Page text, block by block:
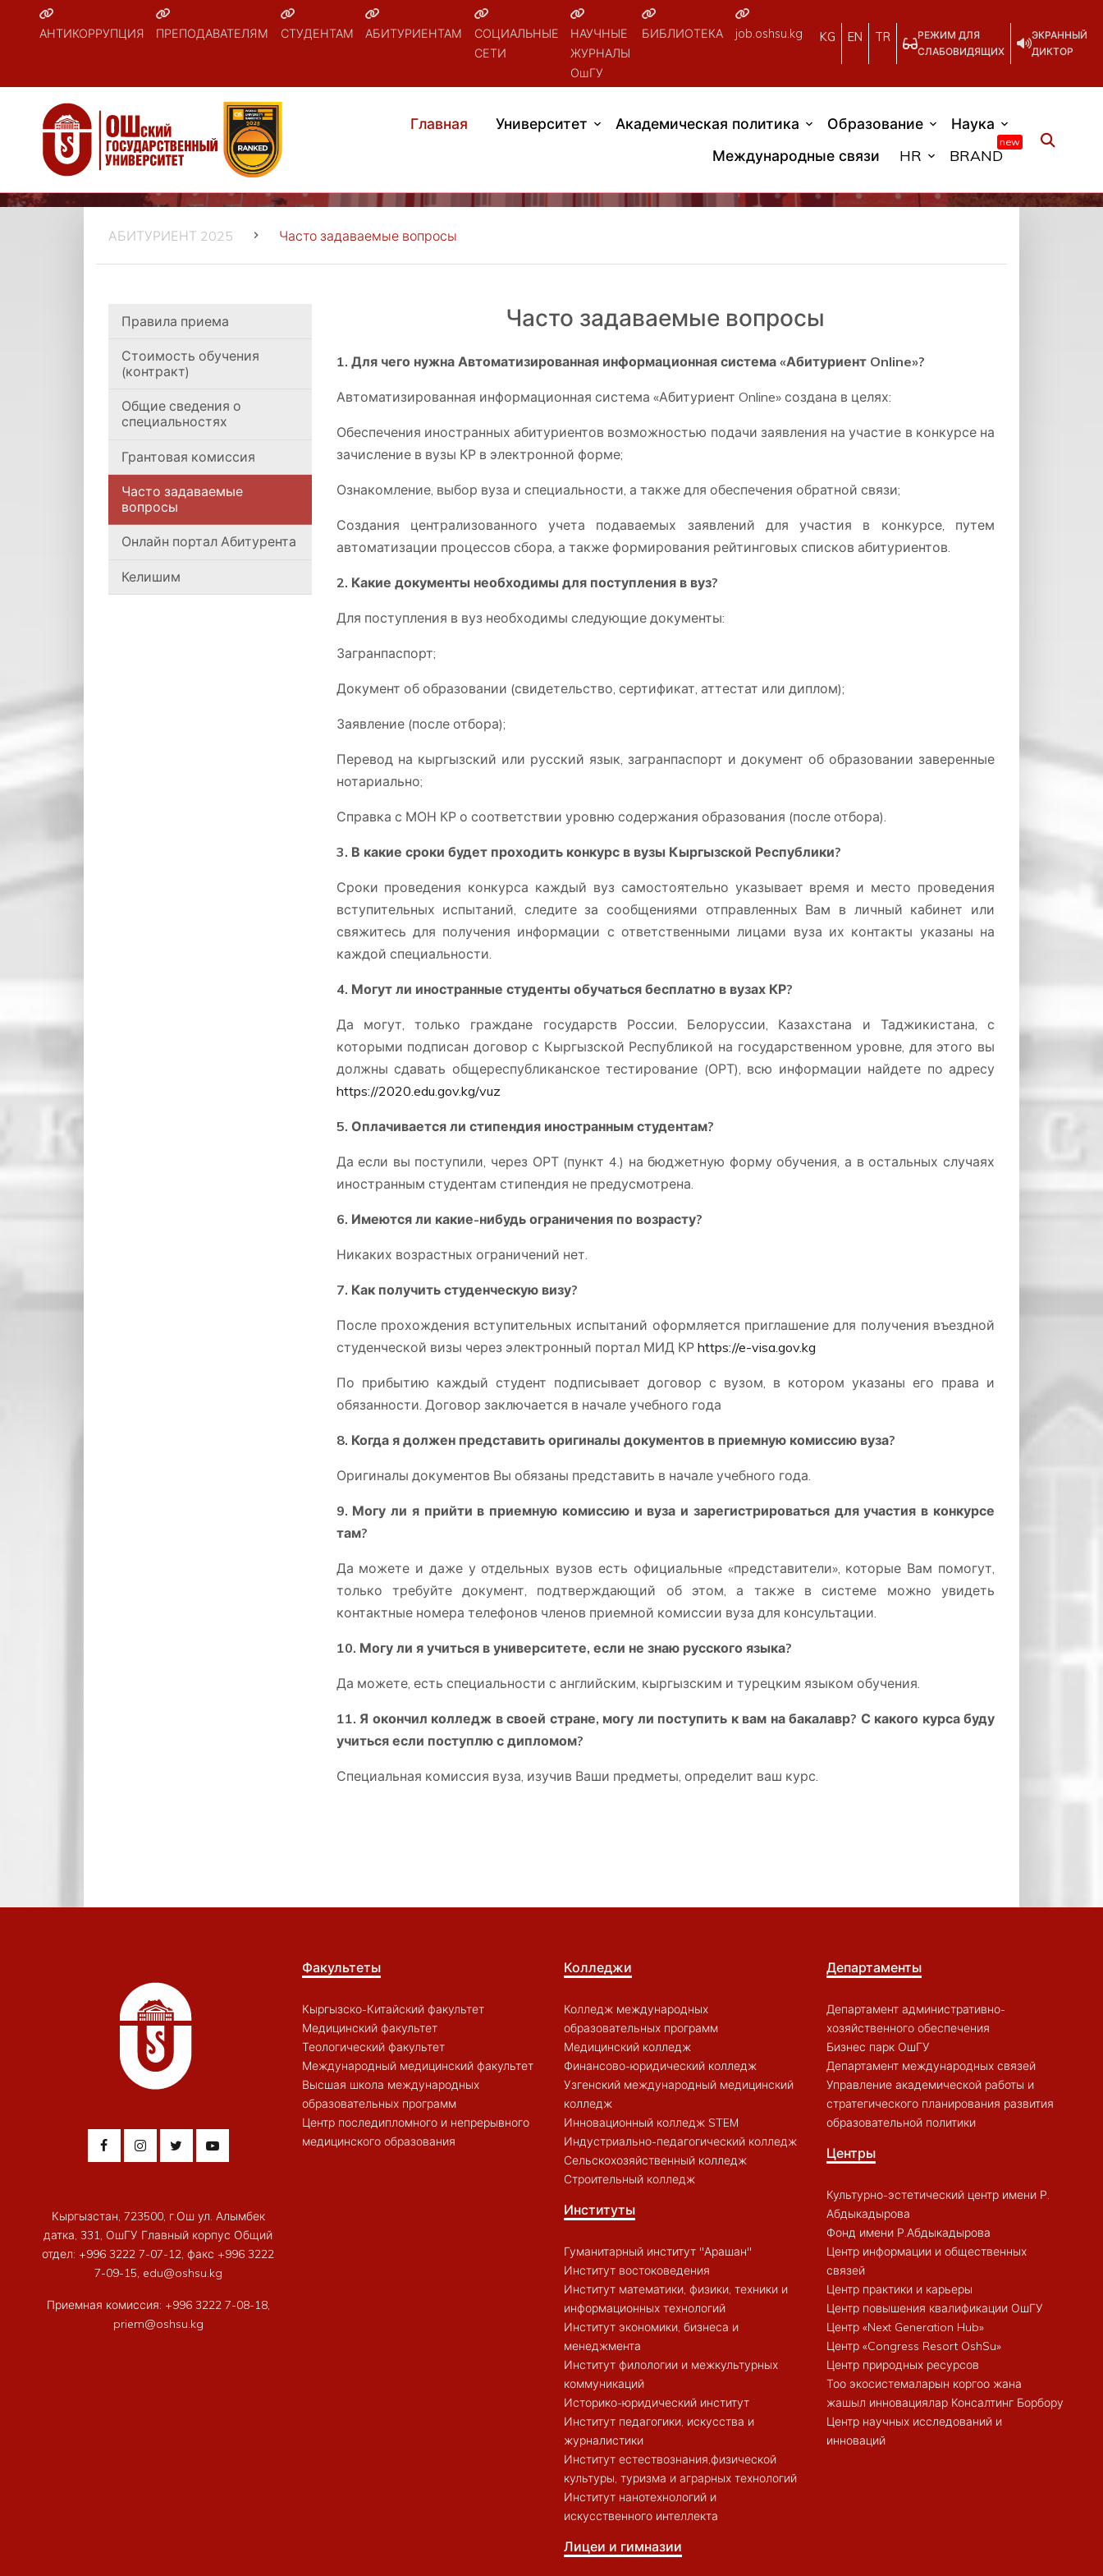
АНТИКОРРУПЦИЯ ПРЕПОДАВАТЕЛЯМ СТУДЕНТАМ АБИТУРИЕНТАМ
СОЦИАЛЬНЫЕ
СЕТИ
НАУЧНЫЕ
ЖУРНАЛЫ
ОшГУ
БИБЛИОТЕКА job.oshsu.kg KG EN TR
РЕЖИМ ДЛЯ
СЛАБОВИДЯЩИХ
ЭКРАННЫЙ
ДИКТОР
Главная Университет Академическая политика Образование
Наука
Международные связи
HR BRAND
new
АБИТУРИЕНТ 2025 Часто задаваемые вопросы
Правила приема
Стоимость обучения
(контракт)
Общие сведения о
специальностях
Грантовая комиссия
Часто задаваемые
вопросы
Онлайн портал Абитурента
Келишим
Часто задаваемые вопросы
1. Для чего нужна Автоматизированная информационная система «Абитуриент Online»?
Автоматизированная информационная система «Абитуриент Online» создана в целях:
Обеспечения иностранных абитуриентов возможностью подачи заявления на участие в конкурсе на
зачисление в вузы КР в электронной форме;
Ознакомление, выбор вуза и специальности, а также для обеспечения обратной связи;
Создания централизованного учета подаваемых заявлений для участия в конкурсе, путем
автоматизации процессов сбора, а также формирования рейтинговых списков абитуриентов.
2. Какие документы необходимы для поступления в вуз?
Для поступления в вуз необходимы следующие документы:
Загранпаспорт;
Документ об образовании (свидетельство, сертификат, аттестат или диплом);
Заявление (после отбора);
Перевод на кыргызский или русский язык, загранпаспорт и документ об образовании заверенные
нотариально;
Справка с МОН КР о соответствии уровню содержания образования (после отбора).
3. В какие сроки будет проходить конкурс в вузы Кыргызской Республики?
Сроки проведения конкурса каждый вуз самостоятельно указывает время и место проведения
вступительных испытаний, следите за сообщениями отправленных Вам в личный кабинет или
свяжитесь для получения информации с ответственными лицами вуза их контакты указаны на
каждой специальности.
4. Могут ли иностранные студенты обучаться бесплатно в вузах КР?
Да могут, только граждане государств России, Белоруссии, Казахстана и Таджикистана, с
которыми подписан договор с Кыргызской Республикой на государственном уровне, для этого вы
должны сдавать общереспубликанское тестирование (ОРТ), всю информации найдете по адресу
https://2020.edu.gov.kg/vuz
5. Оплачивается ли стипендия иностранным студентам?
Да если вы поступили, через ОРТ (пункт 4.) на бюджетную форму обучения, а в остальных случаях
иностранным студентам стипендия не предусмотрена.
6. Имеются ли какие-нибудь ограничения по возрасту?
Никаких возрастных ограничений нет.
7. Как получить студенческую визу?
После прохождения вступительных испытаний оформляется приглашение для получения въездной
студенческой визы через электронный портал МИД КР https://e-visa.gov.kg
По прибытию каждый студент подписывает договор с вузом, в котором указаны его права и
обязанности. Договор заключается в начале учебного года
8. Когда я должен представить оригиналы документов в приемную комиссию вуза?
Оригиналы документов Вы обязаны представить в начале учебного года.
9. Могу ли я прийти в приемную комиссию и вуза и зарегистрироваться для участия в конкурсе
там?
Да можете и даже у отдельных вузов есть официальные «представители», которые Вам помогут,
только требуйте документ, подтверждающий об этом, а также в системе можно увидеть
контактные номера телефонов членов приемной комиссии вуза для консультации.
10. Могу ли я учиться в университете, если не знаю русского языка?
Да можете, есть специальности с английским, кыргызским и турецким языком обучения.
11. Я окончил колледж в своей стране, могу ли поступить к вам на бакалавр? С какого курса буду
учиться если поступлю с дипломом?
Специальная комиссия вуза, изучив Ваши предметы, определит ваш курс.
Кыргызстан, 723500, г.Ош ул. Алымбек
датка, 331, ОшГУ Главный корпус Общий
отдел: +996 3222 7-07-12, факс +996 3222
7-09-15, edu@oshsu.kg
Приемная комиссия: +996 3222 7-08-18,
priem@oshsu.kg
Факультеты
Кыргызско-Китайский факультет
Медицинский факультет
Теологический факультет
Международный медицинский факультет
Высшая школа международных
образовательных программ
Центр последипломного и непрерывного
медицинского образования
Колледжи
Колледж международных
образовательных программ
Медицинский колледж
Финансово-юридический колледж
Узгенский международный медицинский
колледж
Инновационный колледж STEM
Индустриально-педагогический колледж
Сельскохозяйственный колледж
Строительный колледж
Институты
Гуманитарный институт "Арашан"
Институт востоковедения
Институт математики, физики, техники и
информационных технологий
Институт экономики, бизнеса и
менеджмента
Институт филологии и межкультурных
коммуникаций
Историко-юридический институт
Институт педагогики, искусства и
журналистики
Институт естествознания,физической
культуры, туризма и аграрных технологий
Институт нанотехнологий и
искусственного интеллекта
Лицеи и гимназии
Департаменты
Департамент административно-
хозяйственного обеспечения
Бизнес парк ОшГУ
Департамент международных связей
Управление академической работы и
стратегического планирования развития
образовательной политики
Центры
Культурно-эстетический центр имени Р.
Абдыкадырова
Фонд имени Р.Абдыкадырова
Центр информации и общественных
связей
Центр практики и карьеры
Центр повышения квалификации ОшГУ
Центр «Next Generation Hub»
Центр «Congress Resort OshSu»
Центр природных ресурсов
Тоо экосистемаларын коргоо жана
жашыл инновациялар Консалтинг Борбору
Центр научных исследований и
инноваций